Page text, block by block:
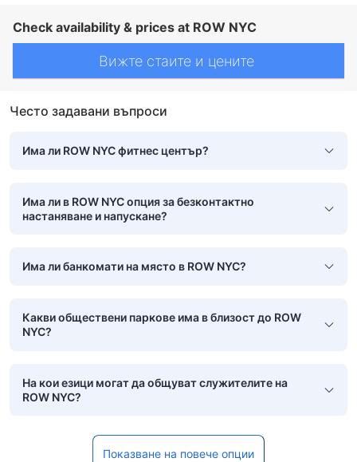
Check availability & prices at ROW NYC
Вижте стаите и цените
Често задавани въпроси
Има ли ROW NYC фитнес център?
Има ли в ROW NYC опция за безконтактно
настаняване и напускане?
Има ли банкомати на място в ROW NYC?
Какви обществени паркове има в близост до ROW
NYC?
На кои езици могат да общуват служителите на
ROW NYC?
Показване на повече опции